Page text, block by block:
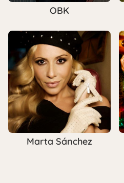
OBK
Marta Sánchez